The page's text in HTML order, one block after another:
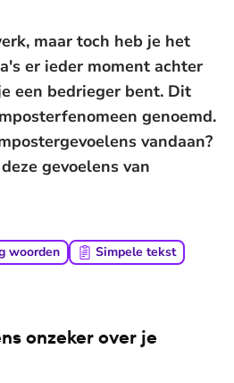
maar toch heb je het
er ieder moment achter
een bedrieger bent. Dit
genoemd.
vandaan?
gevoelens van
woorden Simpele tekst
onzeker over je